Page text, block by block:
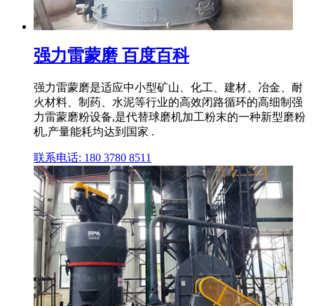
强力雷蒙磨 百度百科
强力雷蒙磨是适应中小型矿山、化工、建材、冶金、耐
火材料、制药、水泥等行业的高效闭路循环的高细制强
力雷蒙磨粉设备,是代替球磨机加工粉末的一种新型磨粉
机,产量能耗均达到国家 .
联系电话: 180 3780 8511